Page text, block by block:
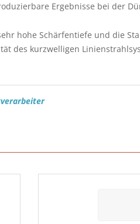
Ergebnisse bei der
hohe Schärfentiefe und die
des kurzwelligen